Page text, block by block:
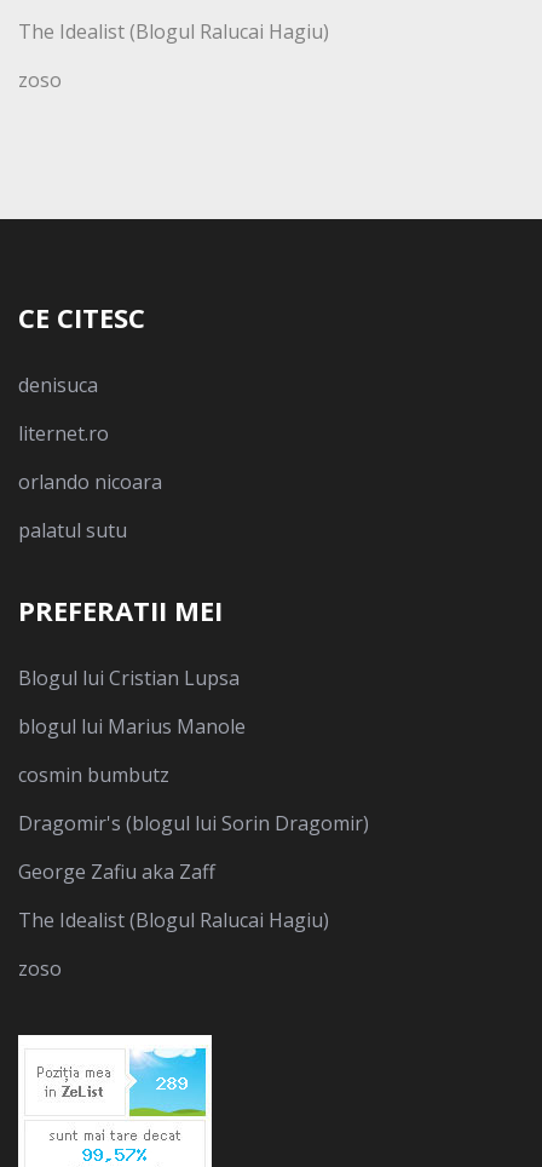
The Idealist (Blogul Ralucai Hagiu)
zoso
CE CITESC
denisuca
liternet.ro
orlando nicoara
palatul sutu
PREFERATII MEI
Blogul lui Cristian Lupsa
blogul lui Marius Manole
cosmin bumbutz
Dragomir's (blogul lui Sorin Dragomir)
George Zafiu aka Zaff
The Idealist (Blogul Ralucai Hagiu)
zoso